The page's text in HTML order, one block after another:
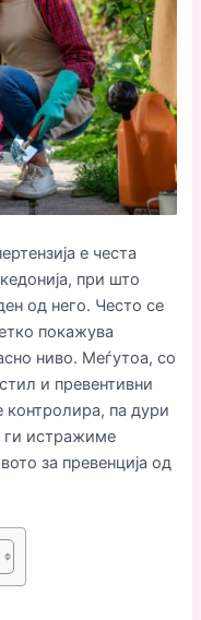
е честа
при што
од него. Често се
покажува
ниво. Меѓутоа, со
и превентивни
контролира, па дури
ги истражиме
за превенција од